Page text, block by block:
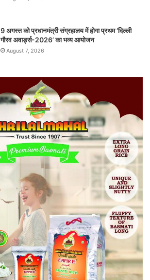
9 अगस्त को प्रधानमंत्री संग्रहालय में होगा प्रथम ‘दिल्ली
गौरव अवार्ड्स-2026’ का भव्य आयोजन
August 7, 2026